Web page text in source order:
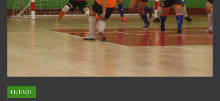
FUTBOL